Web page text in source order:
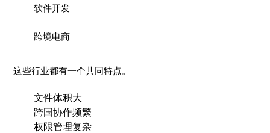
软件开发
跨境电商
这些行业都有一个共同特点。
文件体积大
跨国协作频繁
权限管理复杂